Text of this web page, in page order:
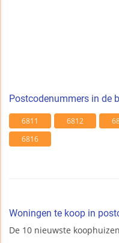
Postcodenummers in de
6811 6812
6816
Woningen te koop in
De 10 nieuwste